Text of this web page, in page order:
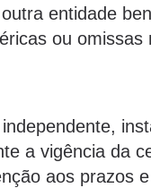
entidade
ou omissas
a vigência da
aos prazos